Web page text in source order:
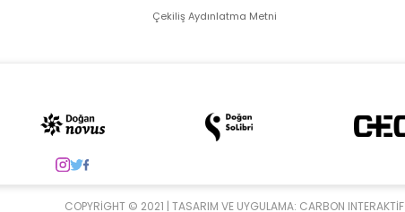
Çekiliş Aydınlatma Metni
COPYRIGHT © 2021 | TASARIM VE UYGULAMA: CARBON INTERAKTIF